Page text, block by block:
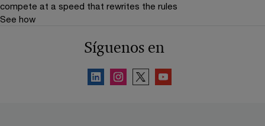
compete at a speed that rewrites the rules
See how
Síguenos en